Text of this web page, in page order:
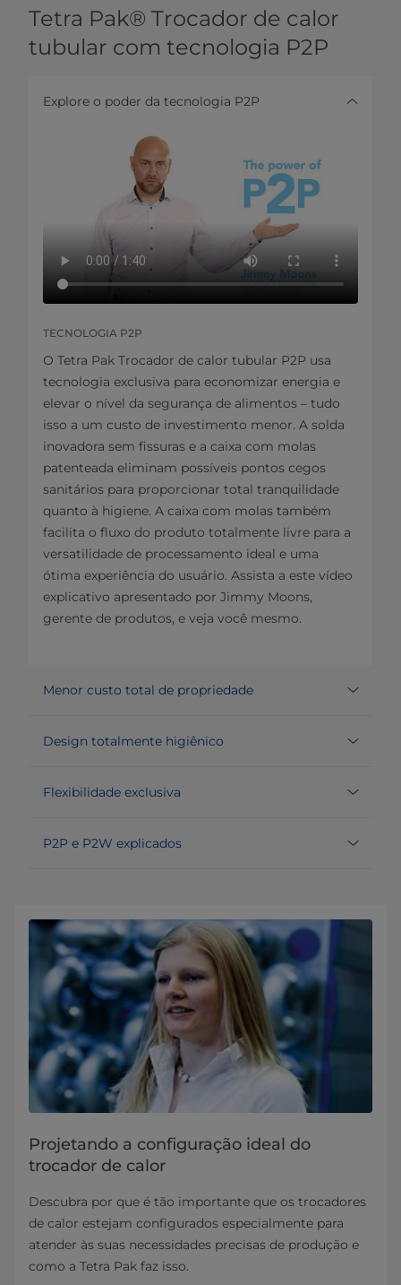
Tetra Pak® Trocador de calor
tubular com tecnologia P2P
Explore o poder da tecnologia P2P
TECNOLOGIA P2P
O Tetra Pak Trocador de calor tubular P2P usa
tecnologia exclusiva para economizar energia e
elevar o nível da segurança de alimentos – tudo
isso a um custo de investimento menor. A solda
inovadora sem fissuras e a caixa com molas
patenteada eliminam possíveis pontos cegos
sanitários para proporcionar total tranquilidade
quanto à higiene. A caixa com molas também
facilita o fluxo do produto totalmente livre para a
versatilidade de processamento ideal e uma
ótima experiência do usuário. Assista a este vídeo
explicativo apresentado por Jimmy Moons,
gerente de produtos, e veja você mesmo.
Menor custo total de propriedade
Design totalmente higiênico
Flexibilidade exclusiva
P2P e P2W explicados
Projetando a configuração ideal do
trocador de calor
Descubra por que é tão importante que os trocadores
de calor estejam configurados especialmente para
atender às suas necessidades precisas de produção e
como a Tetra Pak faz isso.